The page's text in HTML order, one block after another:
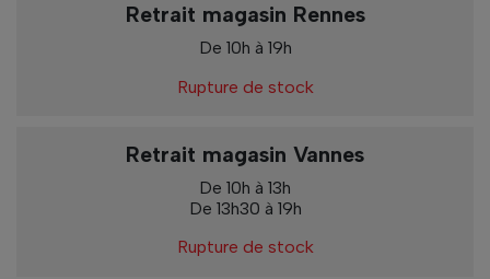
Retrait magasin Rennes
De 10h à 19h
Rupture de stock
Retrait magasin Vannes
De 10h à 13h
De 13h30 à 19h
Rupture de stock